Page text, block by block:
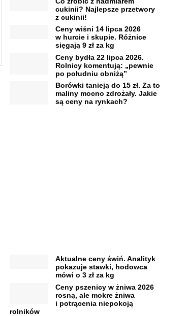
cukinii? Najlepsze przetwory
z cukinii!
Ceny wiśni 14 lipca 2026
w hurcie i skupie. Różnice
sięgają 9 zł za kg
Ceny bydła 22 lipca 2026.
Rolnicy komentują: „pewnie
po południu obniżą”
Borówki tanieją do 15 zł. Za to
maliny mocno zdrożały. Jakie
są ceny na rynkach?
Aktualne ceny świń. Analityk
pokazuje stawki, hodowca
mówi o 3 zł za kg
Ceny pszenicy w żniwa 2026
rosną, ale mokre żniwa
i potrącenia niepokoją
rolników